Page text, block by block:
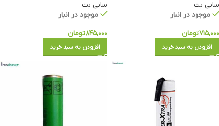
سانی بت
موجود در انبار
۷۱۵,۰۰۰تومان
افزودن به سبد خرید
سانی بت
موجود در انبار
۸۴۵,۰۰۰تومان
افزودن به سبد خرید